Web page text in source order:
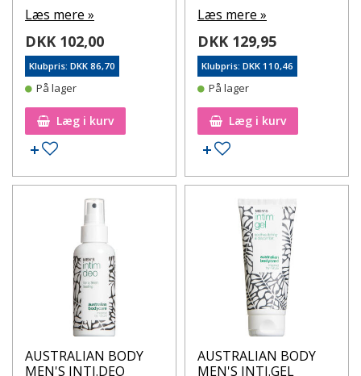
Læs mere »
DKK 102,00
Klubpris: DKK 86,70
På lager
Læg i kurv
Tilføj til ønskeseddel
Læs mere »
DKK 129,95
Klubpris: DKK 110,46
På lager
Læg i kurv
Tilføj til ønskeseddel
AUSTRALIAN BODY
MEN'S INTI.DEO
AUSTRALIAN BODY
MEN'S INTI.GEL